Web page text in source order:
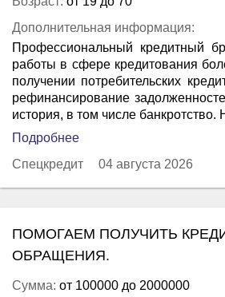
Дополнительная информация:
Профессиональный кредитный
работы в сфере кредитования
получении потребительских
рефинансирование
история, в том числе
Подробнее
Спецкредит
04 августа 2026
ПОМОГАЕМ ПОЛУЧИТЬ
ОБРАЩЕНИЯ.
Сумма: от 100000 до 2000000